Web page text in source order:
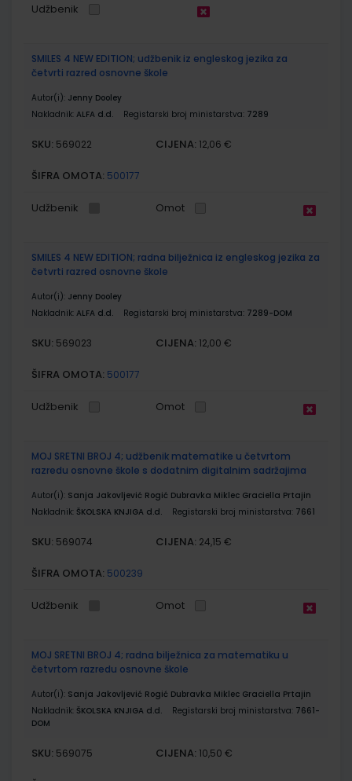
Udžbenik
SMILES 4 NEW EDITION; udžbenik iz engleskog jezika za
četvrti razred osnovne škole
Autor(i): Jenny Dooley
Nakladnik: ALFA d.d. Registarski broj ministarstva: 7289
SKU: 569022 CIJENA: 12,06 €
ŠIFRA OMOTA: 500177
Udžbenik Omot
SMILES 4 NEW EDITION; radna bilježnica iz engleskog jezika za
četvrti razred osnovne škole
Autor(i): Jenny Dooley
Nakladnik: ALFA d.d. Registarski broj ministarstva: 7289-DOM
SKU: 569023 CIJENA: 12,00 €
ŠIFRA OMOTA: 500177
Udžbenik Omot
MOJ SRETNI BROJ 4; udžbenik matematike u četvrtom
razredu osnovne škole s dodatnim digitalnim sadržajima
Autor(i): Sanja Jakovljević Rogić Dubravka Miklec Graciella Prtajin
Nakladnik: ŠKOLSKA KNJIGA d.d. Registarski broj ministarstva: 7661
SKU: 569074 CIJENA: 24,15 €
ŠIFRA OMOTA: 500239
Udžbenik Omot
MOJ SRETNI BROJ 4; radna bilježnica za matematiku u
četvrtom razredu osnovne škole
Autor(i): Sanja Jakovljević Rogić Dubravka Miklec Graciella Prtajin
Nakladnik: ŠKOLSKA KNJIGA d.d. Registarski broj ministarstva: 7661-
DOM
SKU: 569075 CIJENA: 10,50 €